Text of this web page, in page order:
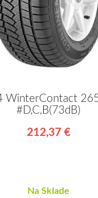
WinterContact
#D,C,B(73dB)
212,37 €
Na Sklade